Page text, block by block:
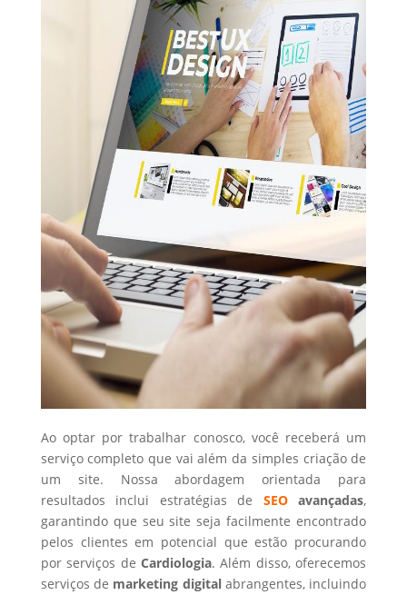
Ao optar por trabalhar conosco, você receberá um
serviço completo que vai além da simples criação de
um site. Nossa abordagem orientada para
resultados inclui estratégias de SEOavançadas,
garantindo que seu site seja facilmente encontrado
pelos clientes em potencial que estão procurando
por serviços de Cardiologia. Além disso, oferecemos
serviços de marketing digital abrangentes, incluindo